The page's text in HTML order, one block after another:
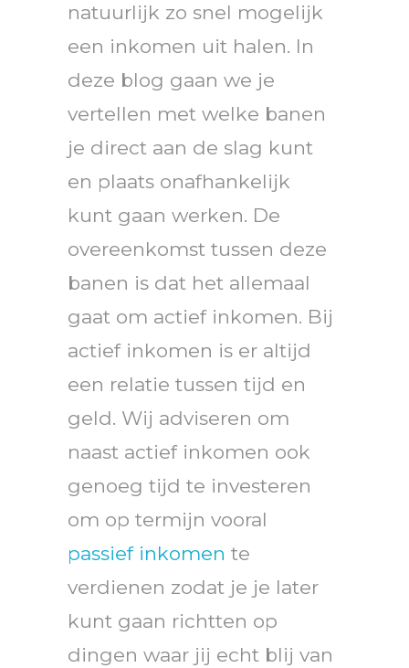
natuurlijk zo snel mogelijk
een inkomen uit halen. In
deze blog gaan we je
vertellen met welke banen
je direct aan de slag kunt
en plaats onafhankelijk
kunt gaan werken. De
overeenkomst tussen deze
banen is dat het allemaal
gaat om actief inkomen. Bij
actief inkomen is er altijd
een relatie tussen tijd en
geld. Wij adviseren om
naast actief inkomen ook
genoeg tijd te investeren
om op termijn vooral
passief inkomen te
verdienen zodat je je later
kunt gaan richtten op
dingen waar jij echt blij van